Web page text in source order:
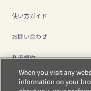
使い方ガイド
お問い合わせ
利用規約
プライバシーポリシー
When you visit any
information on your